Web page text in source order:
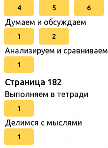
4 5 6
Думаем и обсуждаем
1 2
Анализируем и сравниваем
1
Страница 182
Выполняем в тетради
1
Делимся с мыслями
1